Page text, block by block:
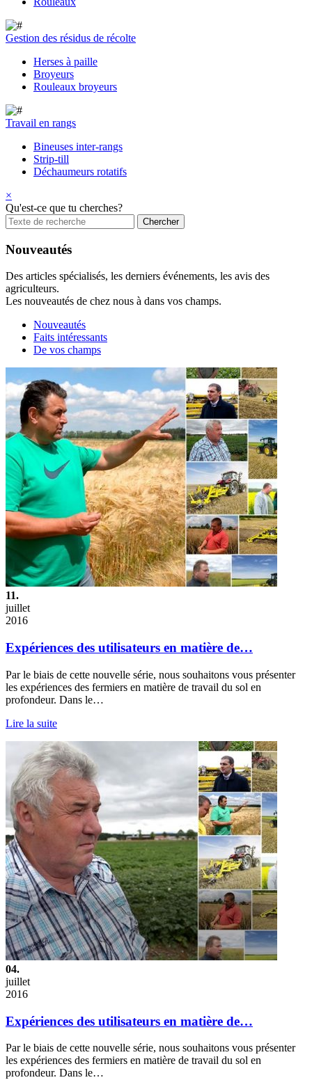
Gestion des résidus de récolte
Herses à paille
Broyeurs
Rouleaux broyeurs
Travail en rangs
Bineuses inter-rangs
Strip-till
Déchaumeurs rotatifs
×
Qu'est-ce que tu cherches?
Nouveautés
Des articles spécialisés, les derniers événements, les avis des
agriculteurs.
Les nouveautés de chez nous à dans vos champs.
Nouveautés
Faits intéressants
De vos champs
11.
juillet
2016
Expériences des utilisateurs en matière de…
Par le biais de cette nouvelle série, nous souhaitons vous présenter
les expériences des fermiers en matière de travail du sol en
profondeur. Dans le…
Lire la suite
04.
juillet
2016
Expériences des utilisateurs en matière de…
Par le biais de cette nouvelle série, nous souhaitons vous présenter
les expériences des fermiers en matière de travail du sol en
profondeur. Dans le…